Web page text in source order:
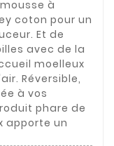
à
coton pour un
Et de
avec de la
moelleux
Réversible,
à vos
phare de
apporte un